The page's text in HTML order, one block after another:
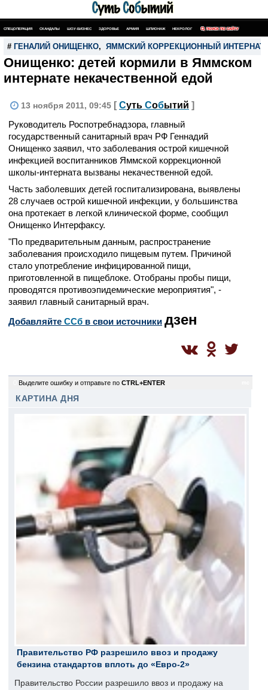
СПЕЦОПЕРАЦИЯ СКАНДАЛЫ ШОУ-БИЗНЕС ЗДОРОВЬЕ АРМИЯ ШПИОНАЖ НЕКРОЛОГ ПОИСК ПО САЙТУ
# ГЕНАЛИЙ ОНИЩЕНКО, ЯММСКИЙ КОРРЕКЦИОННЫЙ ИНТЕРНАТ
Онищенко: детей кормили в Яммском
интернате некачественной едой
13 ноября 2011, 09:45 [ Суть Событий ]
Руководитель Роспотребнадзора, главный
государственный санитарный врач РФ Геннадий
Онищенко заявил, что заболевания острой кишечной
инфекцией воспитанников Яммской коррекционной
школы-интерната вызваны некачественной едой.
Часть заболевших детей госпитализирована, выявлены
28 случаев острой кишечной инфекции, у большинства
она протекает в легкой клинической форме, сообщил
Онищенко Интерфаксу.
"По предварительным данным, распространение
заболевания происходило пищевым путем. Причиной
стало употребление инфицированной пищи,
приготовленной в пищеблоке. Отобраны пробы пищи,
проводятся противоэпидемические мероприятия", -
заявил главный санитарный врач.
Добавляйте CСб в свои источники дзен
Выделите ошибку и отправьте по CTRL+ENTER
КАРТИНА ДНЯ
Правительство РФ разрешило ввоз и продажу
бензина стандартов вплоть до «Евро-2»
Правительство России разрешило ввоз и продажу на